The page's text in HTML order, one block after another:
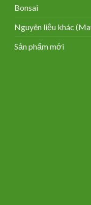
Bonsai
Nguyên liệu khác
Sản phẩm mới